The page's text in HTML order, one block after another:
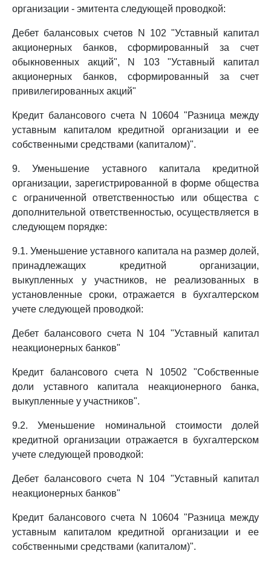
организации - эмитента следующей проводкой:
Дебет балансовых счетов N 102 "Уставный капитал
акционерных банков, сформированный за счет
обыкновенных акций", N 103 "Уставный капитал
акционерных банков, сформированный за счет
привилегированных акций"
Кредит балансового счета N 10604 "Разница между
уставным капиталом кредитной организации и ее
собственными средствами (капиталом)".
9. Уменьшение уставного капитала кредитной
организации, зарегистрированной в форме общества
с ограниченной ответственностью или общества с
дополнительной ответственностью, осуществляется в
следующем порядке:
9.1. Уменьшение уставного капитала на размер долей,
принадлежащих кредитной организации,
выкупленных у участников, не реализованных в
установленные сроки, отражается в бухгалтерском
учете следующей проводкой:
Дебет балансового счета N 104 "Уставный капитал
неакционерных банков"
Кредит балансового счета N 10502 "Собственные
доли уставного капитала неакционерного банка,
выкупленные у участников".
9.2. Уменьшение номинальной стоимости долей
кредитной организации отражается в бухгалтерском
учете следующей проводкой:
Дебет балансового счета N 104 "Уставный капитал
неакционерных банков"
Кредит балансового счета N 10604 "Разница между
уставным капиталом кредитной организации и ее
собственными средствами (капиталом)".